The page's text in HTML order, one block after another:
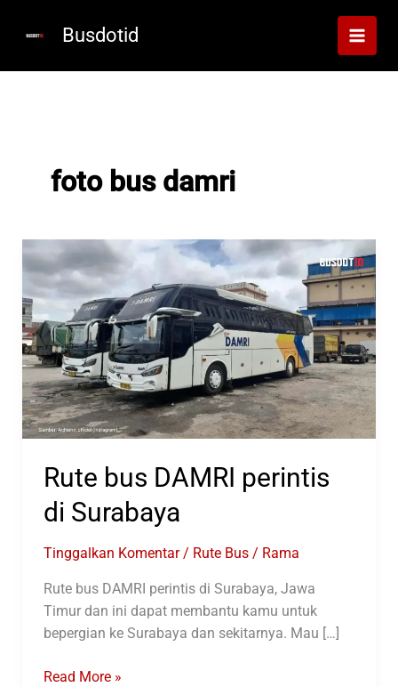
Busdotid
foto bus damri
Rute bus DAMRI perintis
di Surabaya
Tinggalkan Komentar / Rute Bus/ Rama
Rute bus DAMRI perintis di Surabaya, Jawa
Timur dan ini dapat membantu kamu untuk
bepergian ke Surabaya dan sekitarnya. Mau […]
Rute
Read More »